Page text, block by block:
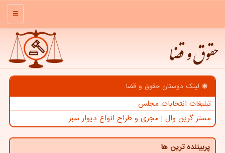
منو
حقوق و قضا
لینک دوستان حقوق و قضا
تبلیغات انتخابات مجلس
مستر گرین وال | مجری و طراح انواع دیوار سبز
پربیننده ترین ها